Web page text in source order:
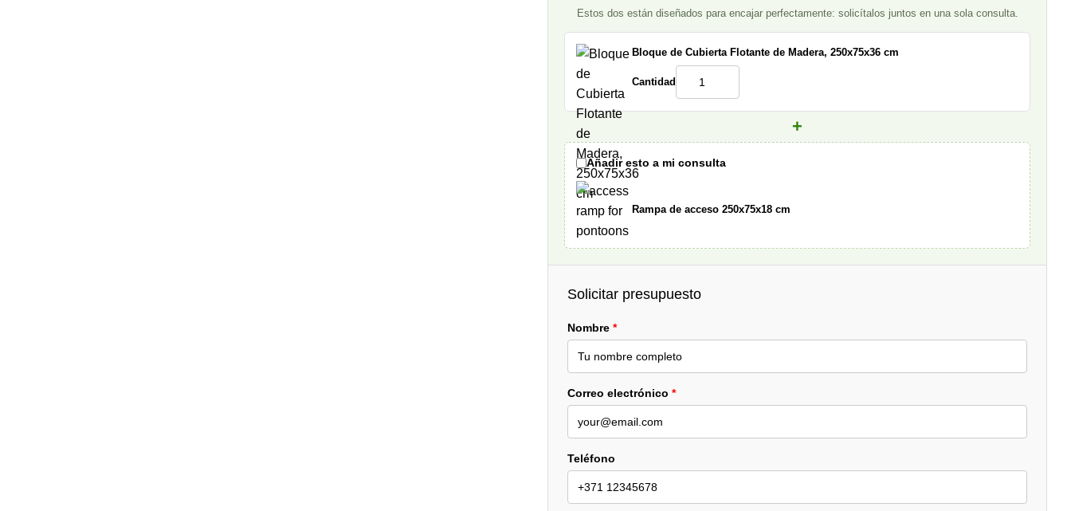
Estos dos están diseñados para encajar perfectamente: solicítalos juntos en una sola consulta.
Bloque de Cubierta Flotante de Madera, 250x75x36 cm
Cantidad
+
Añadir esto a mi consulta
Rampa de acceso 250x75x18 cm
Solicitar presupuesto
Nombre *
Correo electrónico *
Teléfono